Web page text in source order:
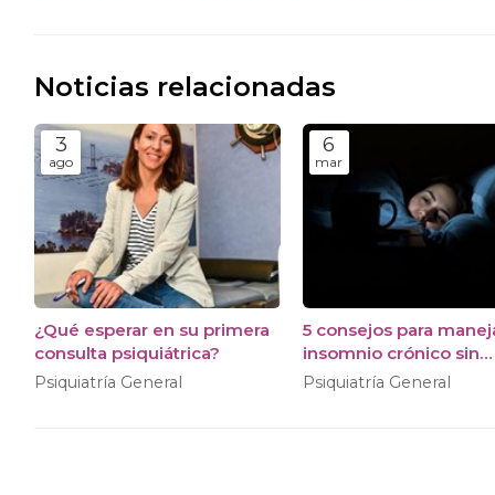
Noticias relacionadas
3
ago
¿Qué esperar en su primera
consulta psiquiátrica?
Psiquiatría General
6
mar
5 consejos para
insomnio crónico sin
automedicarse
Psiquiatría General